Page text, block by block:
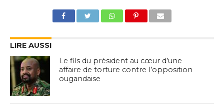
LIRE AUSSI
Le fils du président au cœur d’une
affaire de torture contre l’opposition
ougandaise